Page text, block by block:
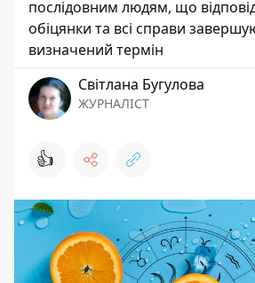
послідовним людям, що
обіцянки та всі справи
визначений термін
Світлана Бугулова
ЖУРНАЛІСТ
👍